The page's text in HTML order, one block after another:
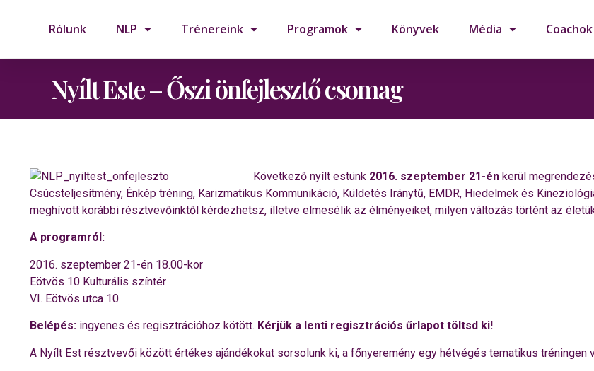
Rólunk NLP Trénereink Programok Könyvek Média Coachok
Nyílt Este – Őszi önfejlesztő csomag
Következő nyílt estünk 2016. szeptember 21-én kerül
Csúcsteljesítmény, Énkép tréning, Karizmatikus Kommunikáció, Küldetés Iránytű, EMDR, Hiedelmek és
meghívott korábbi résztvevőinktől kérdezhetsz, illetve elmesélik az élményeiket, milyen változás történt az
A programról:
2016. szeptember 21-én 18.00-kor
Eötvös 10 Kulturális színtér
VI. Eötvös utca 10.
Belépés: ingyenes és regisztrációhoz kötött. Kérjük a lenti regisztrációs űrlapot töltsd ki!
A Nyílt Est résztvevői között értékes ajándékokat sorsolunk ki, a főnyeremény egy hétvégés tematikus tréningen